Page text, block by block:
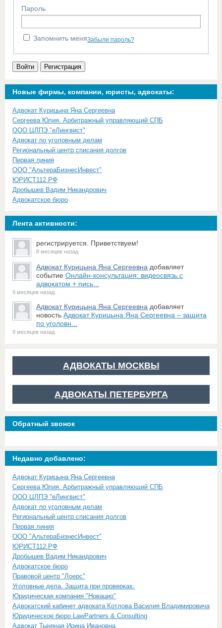
Пароль
Запомнить меняЗабыли пароль?
Войти Регистрация
Новые фирмы, компании, юристы, адвокаты:
Адвокат Курицына Яна Сергеевна
Сергеева Юлия. Арбитражный управляющий СПБ
ООО ЦЛПЭ "еЛингвист"
Адвокат по уголовным делам
Региональный центр списания долгов
Первая линия
ООО "АльтераБизнесИнвест"
ЮРИСТ112.РФ
Дробышев Вадим Никандрович
Адвокатское бюро
Лента активности:
регистрируется. Приветствуем!
8 месяцев назад
Адвокат Курицына Яна Сергеевна добавляет
событие Онлайн-консультация: видеосвязь с
адвокатом + пись...
9 месяцев назад
Адвокат Курицына Яна Сергеевна добавляет
новость Адвокат Курицына Яна Сергеевна – защита
по уголовн...
9 месяцев назад
АДВОКАТЫ МОСКВЫ
АДВОКАТЫ ПЕТЕРБУРГА
Обратный звонок
Недавно добавлено:
Адвокат Курицына Яна Сергеевна
Сергеева Юлия. Арбитражный управляющий СПБ
ООО ЦЛПЭ "еЛингвист"
Адвокат по уголовным делам
Региональный центр списания долгов
Первая линия
ООО "АльтераБизнесИнвест"
ЮРИСТ112.РФ
Дробышев Вадим Никандрович
Адвокатское бюро
Правовой центр "Лоерс"
Уголовные дела. Защита при проверках.
Юридическая компания "Новацио"
Адвокатский кабинет адвоката Котлова Василия Владимировича
Юридическое бюро LawPartners & Consulting
Адвокат Тыняная Ирина Ивановна